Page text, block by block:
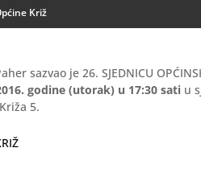
Križ
sazvao je 26. SJEDNICU
godine (utorak) u 17:30 sati u
5.